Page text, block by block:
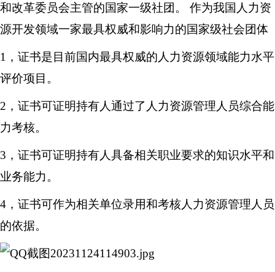
和改革委员会主管的国家一级社团。 作为我国人力资
源开发领域一家最具权威和影响力的国家级社会团体
1， 证书是目前国内最具权威的人力资源领域能力水平
评价项目。
2， 证书可证明持有人通过了 人力资源管理 人员综合能
力考核。
3，证书可证明持有人具备相关职业要求的知识水平和
业务能力。
4，证书可作为相关单位录用和考核人力资源管理 人员
的依据。